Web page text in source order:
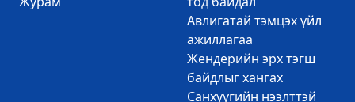
Авлигатай тэмцэх үйл
ажиллагаа
Жендерийн эрх тэгш
байдлыг хангах
Санхүүгийн нээлттэй